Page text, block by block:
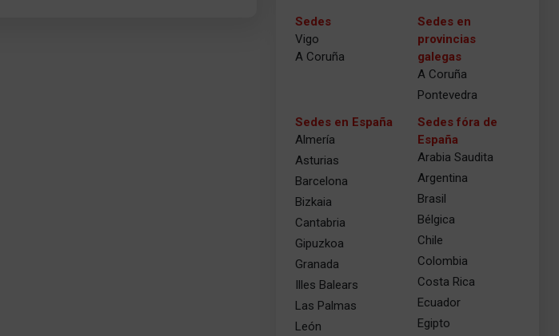
Sedes
Vigo
A Coruña
Sedes en
provincias
galegas
A Coruña
Pontevedra
Sedes en España
Almería
Asturias
Barcelona
Bizkaia
Cantabria
Gipuzkoa
Granada
Illes Balears
Las Palmas
León
Sedes fóra de
España
Arabia Saudita
Argentina
Brasil
Bélgica
Chile
Colombia
Costa Rica
Ecuador
Egipto